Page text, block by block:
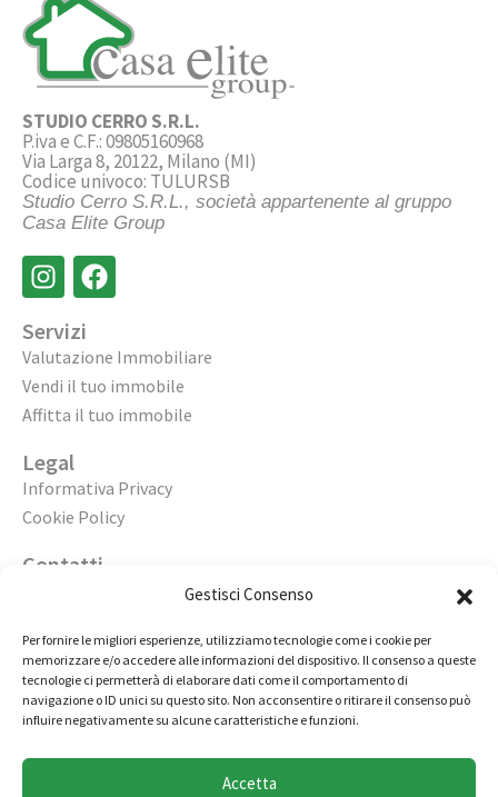
Gestisci Consenso
Per fornire le migliori esperienze, utilizziamo tecnologie come i cookie per
memorizzare e/o accedere alle informazioni del dispositivo. Il consenso a queste
tecnologie ci permetterà di elaborare dati come il comportamento di
navigazione o ID unici su questo sito. Non acconsentire o ritirare il consenso può
influire negativamente su alcune caratteristiche e funzioni.
Accetta
STUDIO CERRO S.R.L.
P.iva e C.F.: 09805160968
Via Larga 8, 20122, Milano (MI)
Codice univoco: TULURSB
Studio Cerro S.R.L., società appartenente al gruppo
Casa Elite Group
Servizi
Valutazione Immobiliare
Vendi il tuo immobile
Affitta il tuo immobile
Legal
Informativa Privacy
Cookie Policy
Contatti
02 98236472
info@immobiliarecasaelite.it